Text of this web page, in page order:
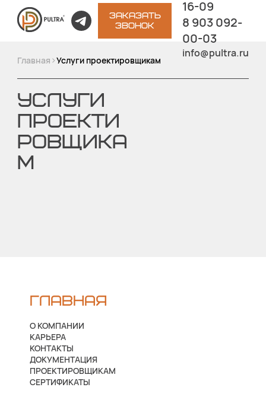
ЗАКАЗАТЬ
ЗВОНОК
16-09
8 903 092-
00-03
info@pultra.ru
Главная >Услуги проектировщикам
УСЛУГИ
ПРОЕКТИ
РОВЩИКА
М
ГЛАВНАЯ
О КОМПАНИИ
КАРЬЕРА
КОНТАКТЫ
ДОКУМЕНТАЦИЯ
ПРОЕКТИРОВЩИКАМ
СЕРТИФИКАТЫ